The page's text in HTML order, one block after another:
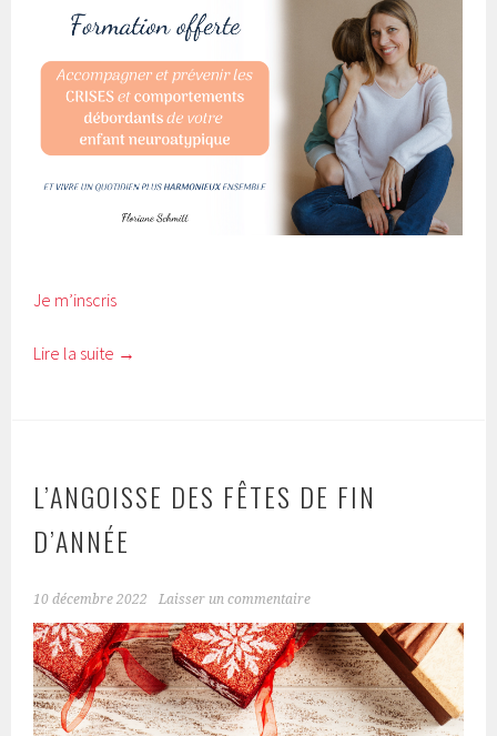
Je m’inscris
Lire la suite →
L’ANGOISSE DES FÊTES DE FIN
D’ANNÉE
10 décembre 2022 Laisser un commentaire